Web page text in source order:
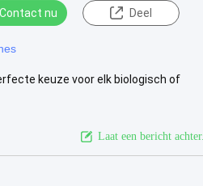
Contact nu Deel
keuze voor elk biologisch of
Laat een bericht achter.